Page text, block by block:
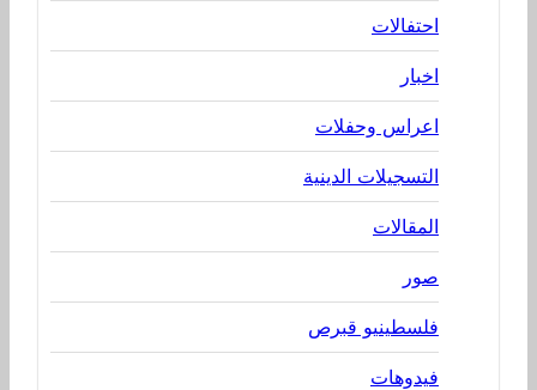
احتفالات
اخبار
اعراس وحفلات
التسجيلات الدينية
المقالات
صور
فلسطينيو قبرص
فيدوهات